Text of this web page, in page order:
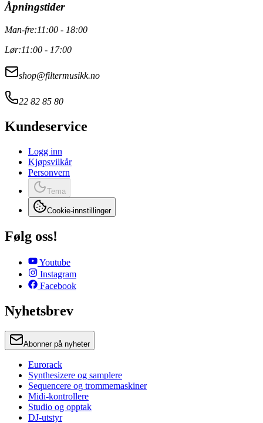
Åpningstider
Man-fre:11:00 - 18:00
Lør:11:00 - 17:00
shop@filtermusikk.no
22 82 85 80
Kundeservice
Logg inn
Kjøpsvilkår
Personvern
Tema
Cookie-innstillinger
Følg oss!
Youtube
Instagram
Facebook
Nyhetsbrev
Abonner på nyheter
Eurorack
Synthesizere og samplere
Sequencere og trommemaskiner
Midi-kontrollere
Studio og opptak
DJ-utstyr